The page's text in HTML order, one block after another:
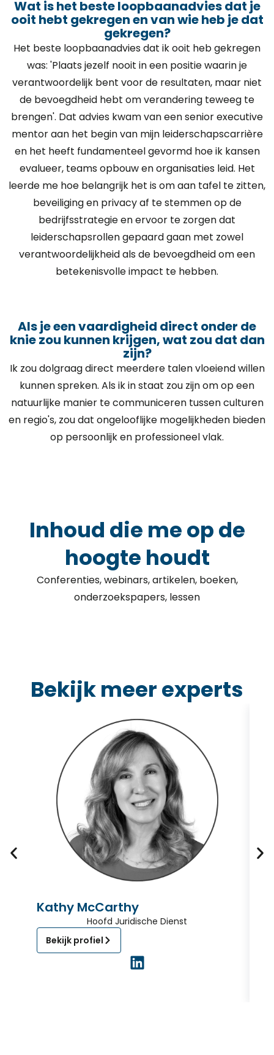
Wat is het beste loopbaanadvies dat je
ooit hebt gekregen en van wie heb je dat
gekregen?
Het beste loopbaanadvies dat ik ooit heb gekregen
was: 'Plaats jezelf nooit in een positie waarin je
verantwoordelijk bent voor de resultaten, maar niet
de bevoegdheid hebt om verandering teweeg te
brengen'. Dat advies kwam van een senior executive
mentor aan het begin van mijn leiderschapscarrière
en het heeft fundamenteel gevormd hoe ik kansen
evalueer, teams opbouw en organisaties leid. Het
leerde me hoe belangrijk het is om aan tafel te zitten,
beveiliging en privacy af te stemmen op de
bedrijfsstrategie en ervoor te zorgen dat
leiderschapsrollen gepaard gaan met zowel
verantwoordelijkheid als de bevoegdheid om een
betekenisvolle impact te hebben.
Als je een vaardigheid direct onder de
knie zou kunnen krijgen, wat zou dat dan
zijn?
Ik zou dolgraag direct meerdere talen vloeiend willen
kunnen spreken. Als ik in staat zou zijn om op een
natuurlijke manier te communiceren tussen culturen
en regio's, zou dat ongelooflijke mogelijkheden bieden
op persoonlijk en professioneel vlak.
Inhoud die me op de
hoogte houdt
Conferenties, webinars, artikelen, boeken,
onderzoekspapers, lessen
Bekijk meer experts
Kathy McCarthy
Hoofd Juridische Dienst
Bekijk profiel